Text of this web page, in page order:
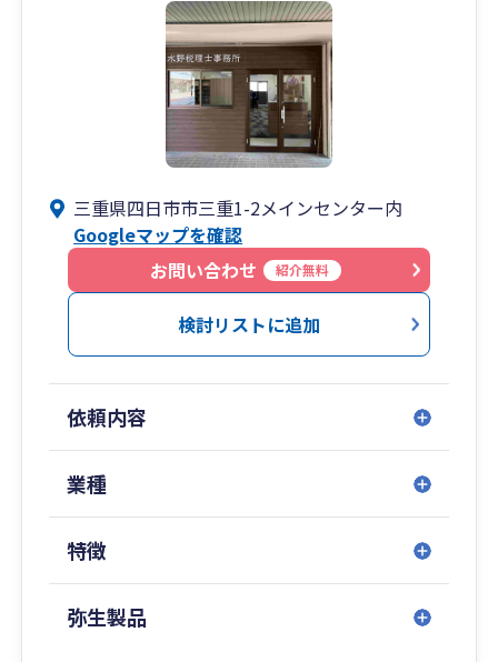
三重県四日市市三重1-2メインセンター内
Googleマップを確認
お問い合わせ
紹介無料
検討リストに追加
依頼内容
業種
特徴
弥生製品